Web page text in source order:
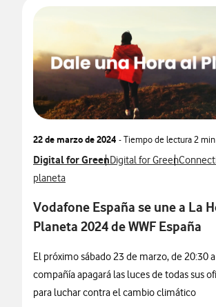
22 de marzo de 2024 - Tiempo de lectura2 min
Ver más notas de prensa relacionados con
Digital for GreenVer más notas de prensa
Digital for GreenVer más
Ver más notas de prensa relacionados con
planeta
Vodafone España se une a La
Planeta 2024 de WWF España
El próximo sábado 23 de marzo, de 20:30
compañía apagará las luces de todas sus
para luchar contra el cambio climático